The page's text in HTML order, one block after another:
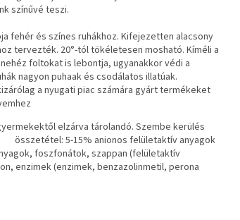
színűvé teszi.
fehér és színes ruhákhoz. Kifejezetten alacsony
tervezték. 20°-tól tökéletesen mosható. Kíméli a
foltokat is lebontja, ugyanakkor védi a
nagyon puhaak és csodálatos illatúak.
a nyugati piac számára gyárt termékeket
elzárva tárolandó. Szembe kerülés
5-15% anionos felületaktív anyagok
foszfonátok, szappan (felületaktív
enzimek (enzimek, benzazolinmetil, perona